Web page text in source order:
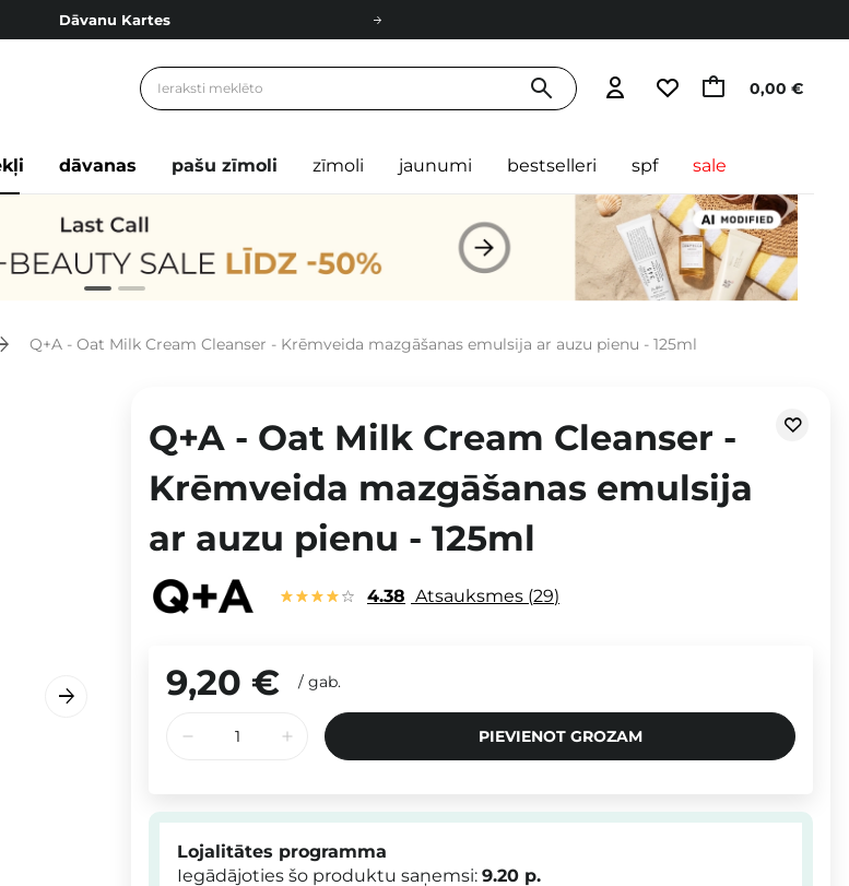
Dāvanu Kartes
Bezmaskas piegāde no 49,00 € 0,00 €
dāvanas pašu zīmoli zīmoli jaunumi bestselleri spf sale
Q+A - Oat Milk Cream Cleanser - Krēmveida mazgāšanas emulsija ar auzu pienu - 125ml
Q+A - Oat Milk Cream Cleanser -
Krēmveida mazgāšanas emulsija
ar auzu pienu - 125ml
4.38 Atsauksmes 29
9,20 € / gab.
PIEVIENOT GROZAM
Lojalitātes programma
Iegādājoties šo produktu saņemsi: 9.20 p.